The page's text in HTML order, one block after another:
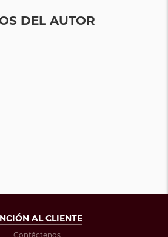
DEL AUTOR
AL CLIENTE
Contáctenos